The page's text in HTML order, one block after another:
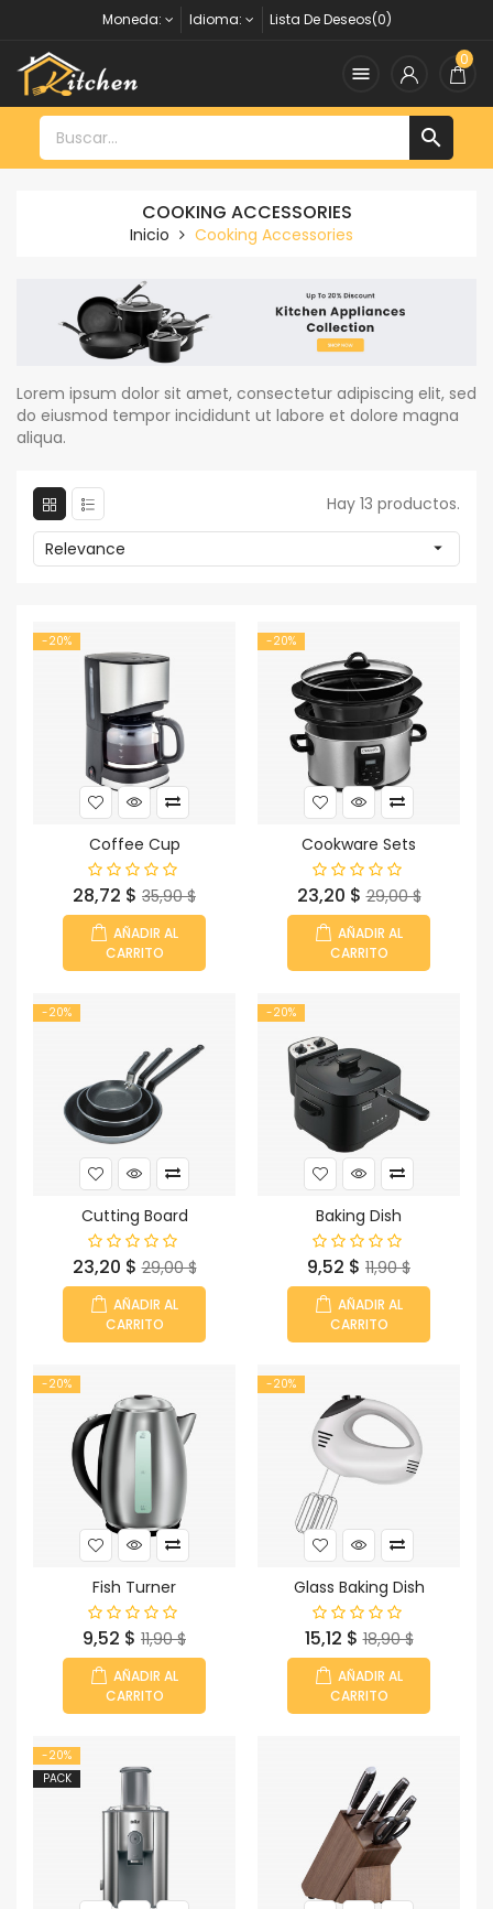
Moneda: Idioma: Lista De Deseos(0)

0

COOKING ACCESSORIES
Inicio Cooking Accessories
Lorem ipsum dolor sit amet, consectetur adipiscing elit, sed
do eiusmod tempor incididunt ut labore et dolore magna
aliqua.
Hay 13 productos.
Relevance 
-20%
Coffee Cup
Precio
28,72 $ Precio
base
35,90 $
AÑADIR AL
CARRITO
-20%
Cookware Sets
Precio
23,20 $ Precio
base
29,00 $
AÑADIR AL
CARRITO
-20%
Cutting Board
Precio
23,20 $ Precio
base
29,00 $
AÑADIR AL
CARRITO
-20%
Baking Dish
Precio
9,52 $ Precio
base
11,90 $
AÑADIR AL
CARRITO
-20%
Fish Turner
Precio
9,52 $ Precio
base
11,90 $
AÑADIR AL
CARRITO
-20%
Glass Baking Dish
Precio
15,12 $ Precio
base
18,90 $
AÑADIR AL
CARRITO
-20%
PACK